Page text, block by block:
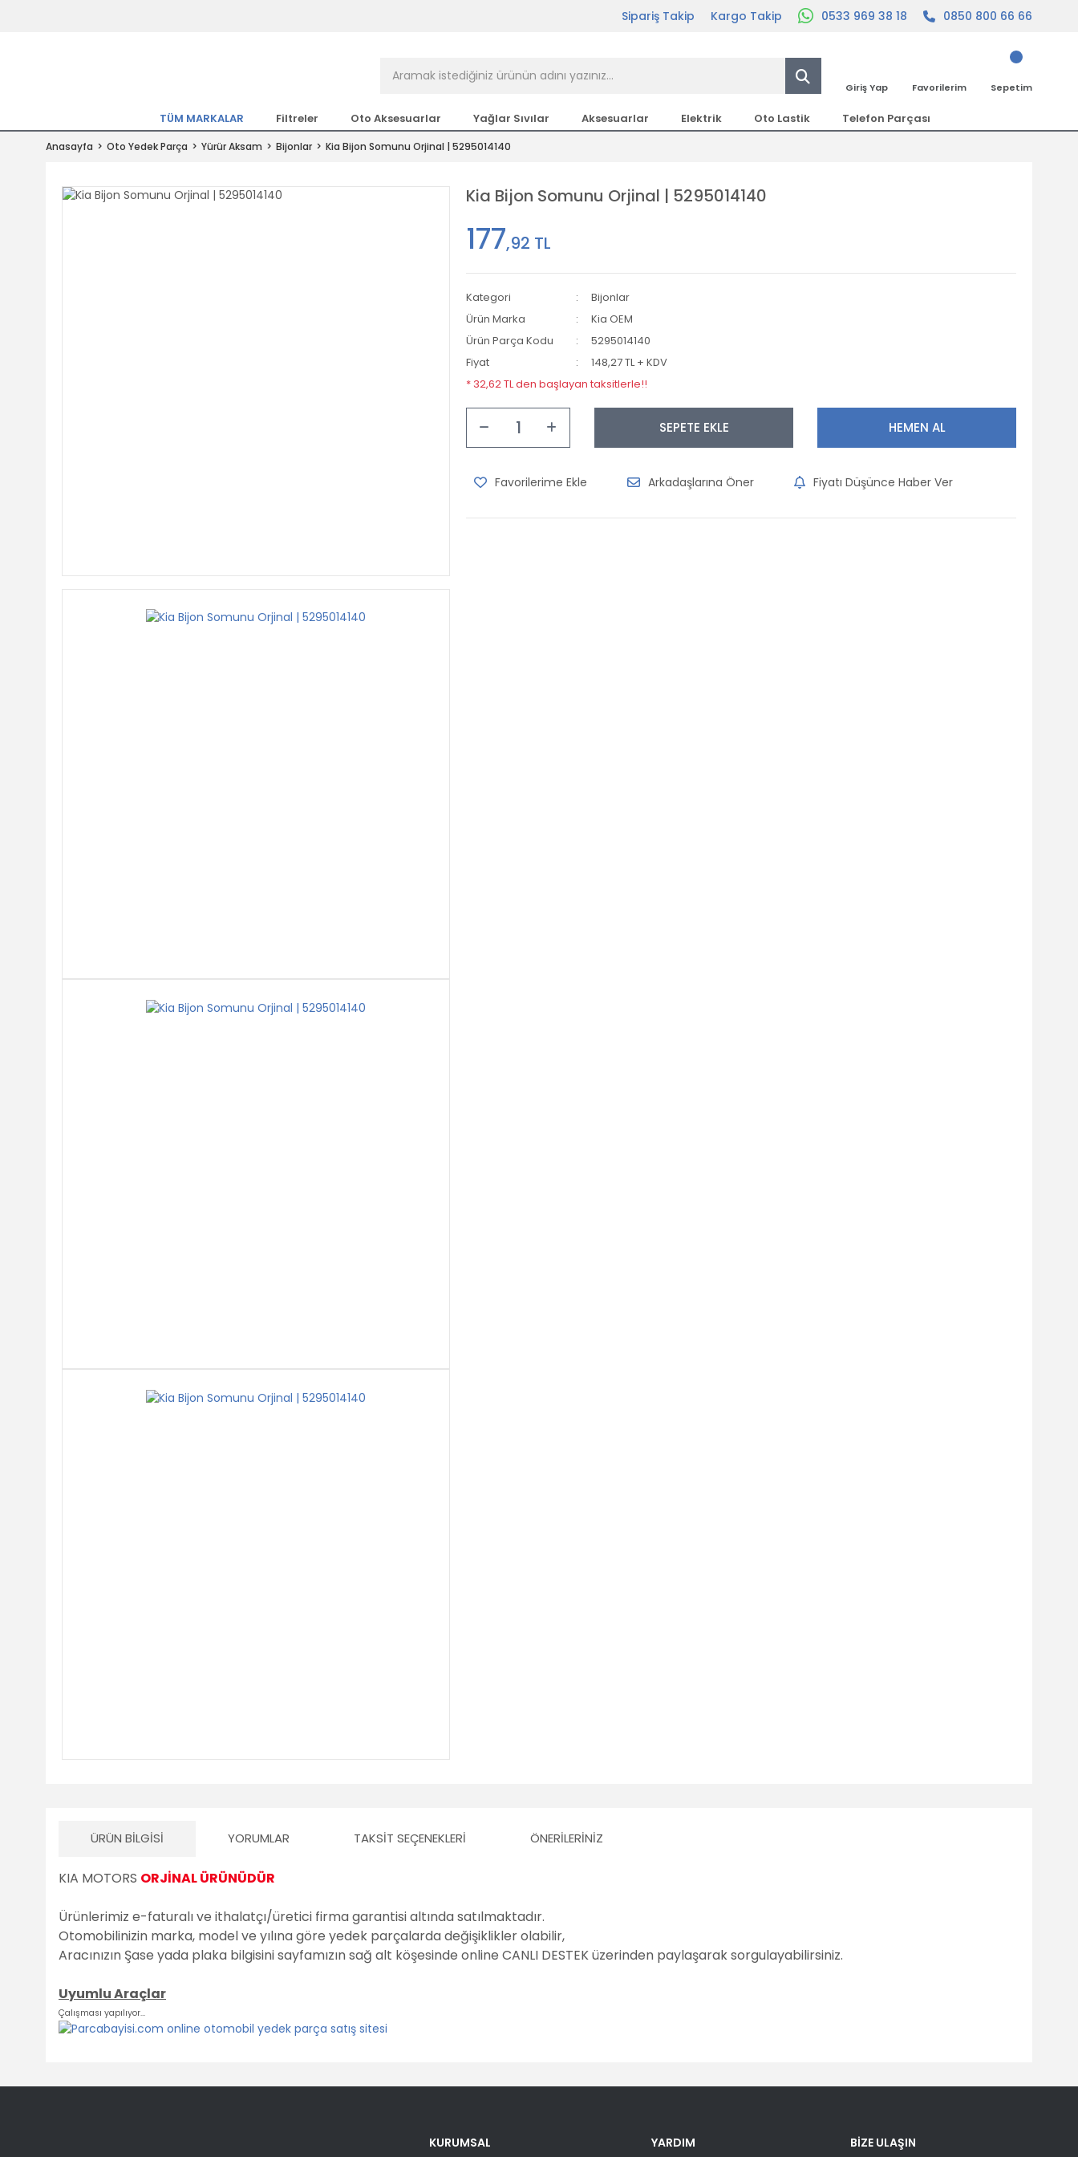
Tıkla Al, Mutlu Kal!
Sipariş Takip Kargo Takip 0533 969 38 18 0850 800 66 66
Giriş Yap Favorilerim Sepetim
TÜM MARKALAR Filtreler Oto Aksesuarlar Yağlar Sıvılar Aksesuarlar Elektrik Oto Lastik Telefon Parçası
Anasayfa Oto Yedek Parça Yürür Aksam Bijonlar Kia Bijon Somunu Orjinal | 5295014140
Kia Bijon Somunu Orjinal | 5295014140
177,92 TL
Kategori
Bijonlar
Ürün Marka
Kia OEM
Ürün Parça Kodu
5295014140
Fiyat
148,27 TL + KDV
* 32,62 TL den başlayan taksitlerle!!
SEPETE EKLE HEMEN AL
Arkadaşlarına Öner Fiyatı Düşünce Haber Ver
ÜRÜN BILGISI YORUMLAR TAKSIT SEÇENEKLERI ÖNERILERINIZ
KIA MOTORS ORJİNAL ÜRÜNÜDÜR
Ürünlerimiz e-faturalı ve ithalatçı/üretici firma garantisi altında satılmaktadır.
Otomobilinizin marka, model ve yılına göre yedek parçalarda değişiklikler olabilir,
Aracınızın Şase yada plaka bilgisini sayfamızın sağ alt köşesinde online CANLI DESTEK üzerinden paylaşarak sorgulayabilirsiniz.
Uyumlu Araçlar
Çalışması yapılıyor...
Görüş ve önerileriniz için teşekkür ederiz.
KURUMSAL YARDIM BİZE ULAŞIN